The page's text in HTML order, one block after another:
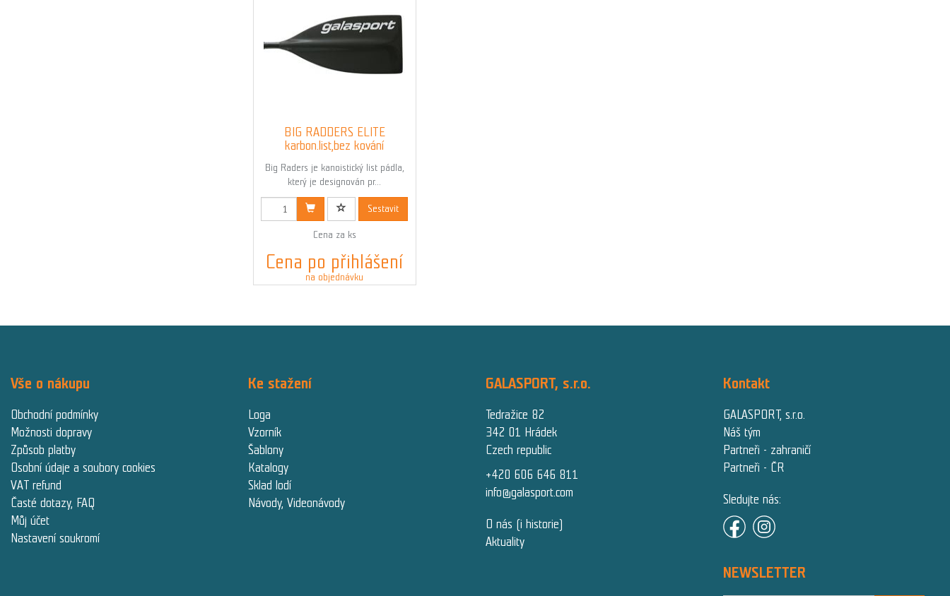
BIG RADDERS ELITE
karbon.list,bez kování
Big Raders je kanoistický list pádla,
který je designován pr...
Kód: 00693N
Sestavit
Cena za ks
Cena po přihlášení
na objednávku
Vše o nákupu
Obchodní podmínky
Možnosti dopravy
Způsob platby
Osobní údaje a soubory cookies
VAT refund
Časté dotazy, FAQ
Můj účet
Nastavení soukromí
Ke stažení
Loga
Vzorník
Šablony
Katalogy
Sklad lodí
Návody, Videonávody
GALASPORT, s.r.o.
Tedražice 82
342 01 Hrádek
Czech republic
+420 606 646 811
info@galasport.com
O nás (i historie)
Aktuality
Kontakt
GALASPORT, s.r.o.
Náš tým
Partneři - zahraničí
Partneři - ČR
Sledujte nás:
NEWSLETTER